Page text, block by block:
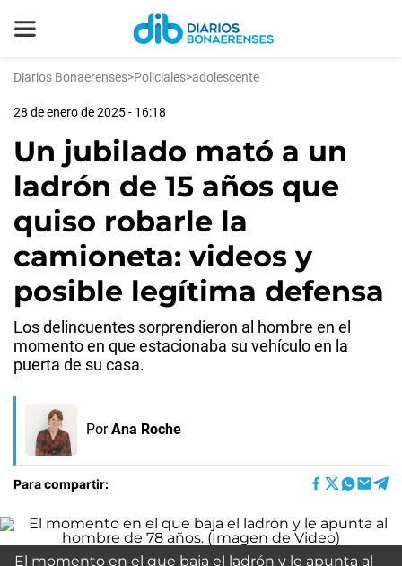
Diarios Bonaerenses>Policiales>adolescente
28 de enero de 2025 - 16:18
Un jubilado mató a un
ladrón de 15 años que
quiso robarle la
camioneta: videos y
posible legítima defensa
Los delincuentes sorprendieron al hombre en el
momento en que estacionaba su vehículo en la
puerta de su casa.
Por Ana Roche
Para compartir:
El momento en el que baja el ladrón y le apunta al